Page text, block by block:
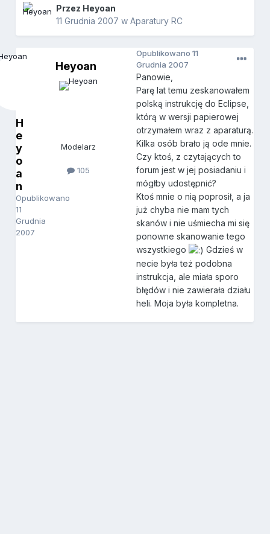
Przez Heyoan
11 Grudnia 2007 wAparatury RC
H
e
y
o
a
n
Opublikowano
11
Grudnia
2007
Heyoan
Modelarz
105
Opublikowano11
Grudnia 2007
Panowie,
Parę lat temu zeskanowałem
polską instrukcję do Eclipse,
którą w wersji papierowej
otrzymałem wraz z aparaturą.
Kilka osób brało ją ode mnie.
Czy ktoś, z czytających to
forum jest w jej posiadaniu i
mógłby udostępnić?
Ktoś mnie o nią poprosił, a ja
już chyba nie mam tych
skanów i nie uśmiecha mi się
ponowne skanowanie tego
wszystkiego
Gdzieś w
necie była też podobna
instrukcja, ale miała sporo
błędów i nie zawierała działu
heli. Moja była kompletna.